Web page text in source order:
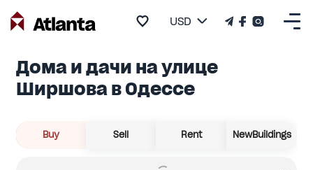
USD
Дома и дачи на улице
Ширшова в Одессе
Buy Sell Rent NewBuildings